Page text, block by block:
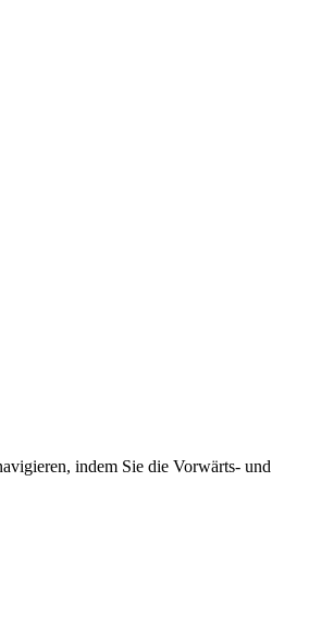
indem Sie die Vorwärts- und